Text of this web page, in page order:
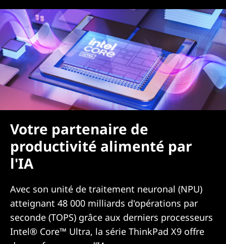
Votre partenaire de
productivité alimenté par
l'IA
Avec son unité de traitement neuronal (NPU)
atteignant 48 000 milliards d'opérations par
seconde (TOPS) grâce aux derniers processeurs
Intel® Core™ Ultra, la série ThinkPad X9 offre